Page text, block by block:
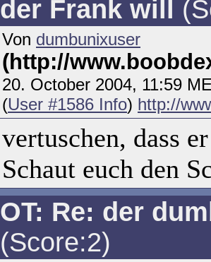
der Frank will
Von dumbunixuser
(http://
20. October 2004, 11:59
(User #1586 Info) http://
vertuschen, dass
Schaut euch den
OT: Re: der
(Score:2)